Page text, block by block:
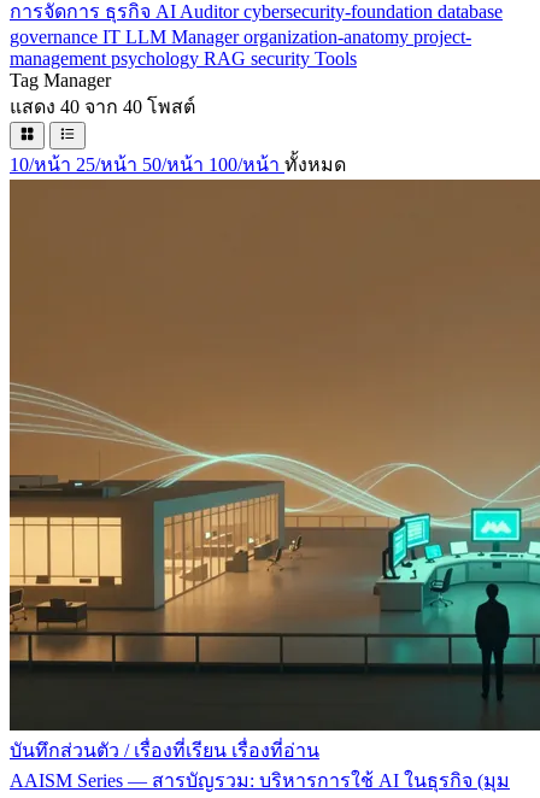
การจัดการ ธุรกิจ AI Auditorcybersecurity-foundation database
governance IT LLM Managerorganization-anatomy project-
management psychology RAG security Tools
Tag Manager
แสดง 40 จาก 40 โพสต์
10/หน้า 25/หน้า 50/หน้า 100/หน้า ทั้งหมด
บันทึกส่วนตัว / เรื่องที่เรียน เรื่องที่อ่าน
AAISM Series — สารบัญรวม: บริหารการใช้ AI ในธุรกิจ (มุม